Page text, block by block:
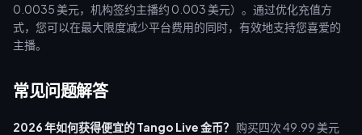
0.0035 美元，机构签约主播约 0.003 美元）。通过优化充值方
式，您可以在最大限度减少平台费用的同时，有效地支持您喜爱的
主播。
常见问题解答
2026 年如何获得便宜的 Tango Live 金币？ 购买四次 49.99 美元